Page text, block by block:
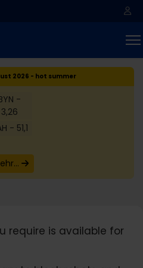
2026 - hot summer
-
3,26
- 51,1
require is available for